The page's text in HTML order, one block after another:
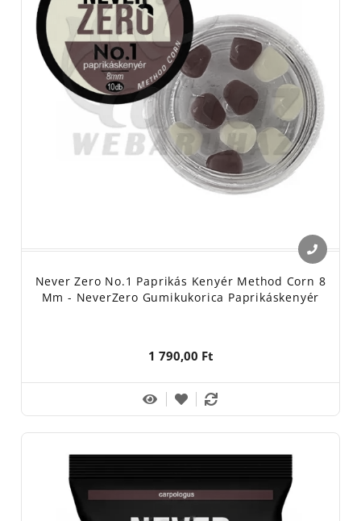
Never Zero No.1 Paprikás Kenyér Method Corn 8
Mm - NeverZero Gumikukorica Paprikáskenyér
1 790,00 Ft